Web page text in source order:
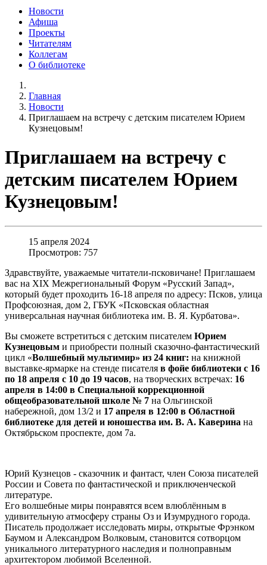
Новости
Афиша
Проекты
Читателям
Коллегам
О библиотеке
Главная
Новости
Приглашаем на встречу с детским писателем Юрием
Кузнецовым!
Приглашаем на встречу с
детским писателем Юрием
Кузнецовым!
15 апреля 2024
Просмотров: 757
Здравствуйте, уважаемые читатели-псковичане! Приглашаем
вас на XIX Межрегиональный Форум «Русский Запад»,
который будет проходить 16-18 апреля по адресу: Псков, улица
Профсоюзная, дом 2, ГБУК «Псковская областная
универсальная научная библиотека им. В. Я. Курбатова».
Вы сможете встретиться с детским писателем Юрием
Кузнецовым и приобрести полный сказочно-фантастический
цикл «Волшебный мультимир» из 24 книг: на книжной
выставке-ярмарке на стенде писателя в фойе библиотеки с 16
по 18 апреля с 10 до 19 часов, на творческих встречах: 16
апреля в 14:00 в Специальной коррекционной
общеобразовательной школе № 7 на Ольгинской
набережной, дом 13/2 и 17 апреля в 12:00 в Областной
библиотеке для детей и юношества им. В. А. Каверина на
Октябрьском проспекте, дом 7а.
Юрий Кузнецов - сказочник и фантаст, член Союза писателей
России и Совета по фантастической и приключенческой
литературе.
Его волшебные миры понравятся всем влюблённым в
удивительную атмосферу страны Оз и Изумрудного города.
Писатель продолжает исследовать миры, открытые Фрэнком
Баумом и Александром Волковым, становится сотворцом
уникального литературного наследия и полноправным
архитектором любимой Вселенной.